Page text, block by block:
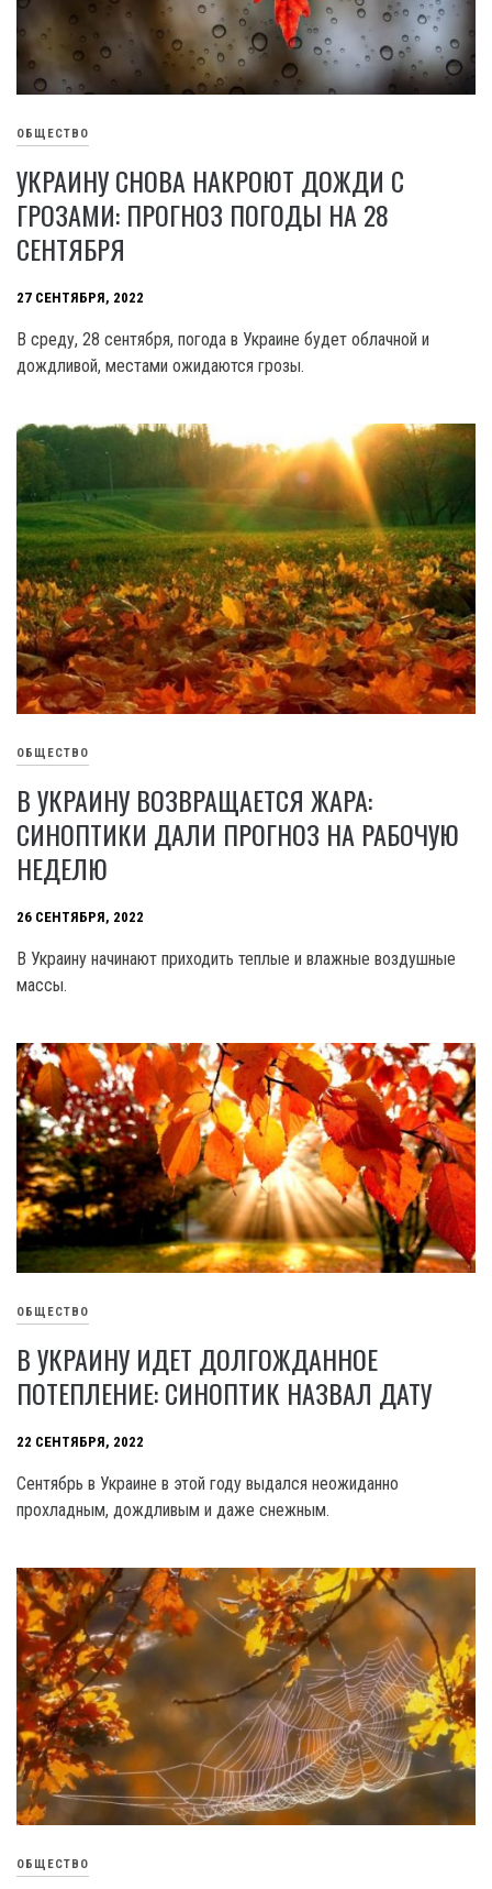
ОБЩЕСТВО
УКРАИНУ СНОВА НАКРОЮТ ДОЖДИ С
ГРОЗАМИ: ПРОГНОЗ ПОГОДЫ НА 28
СЕНТЯБРЯ
27 СЕНТЯБРЯ, 2022
В среду, 28 сентября, погода в Украине будет облачной и
дождливой, местами ожидаются грозы.
ОБЩЕСТВО
В УКРАИНУ ВОЗВРАЩАЕТСЯ ЖАРА:
СИНОПТИКИ ДАЛИ ПРОГНОЗ НА РАБОЧУЮ
НЕДЕЛЮ
26 СЕНТЯБРЯ, 2022
В Украину начинают приходить теплые и влажные воздушные
массы.
ОБЩЕСТВО
В УКРАИНУ ИДЕТ ДОЛГОЖДАННОЕ
ПОТЕПЛЕНИЕ: СИНОПТИК НАЗВАЛ ДАТУ
22 СЕНТЯБРЯ, 2022
Сентябрь в Украине в этой году выдался неожиданно
прохладным, дождливым и даже снежным.
ОБЩЕСТВО